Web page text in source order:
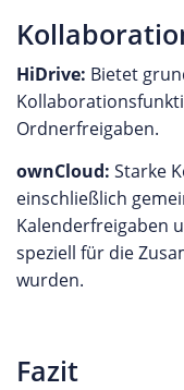
HiDrive: Bietet
Ordnerfreigaben.
ownCloud: Starke
einschließlich
Kalenderfreigaben
speziell für die
wurden.
Fazit